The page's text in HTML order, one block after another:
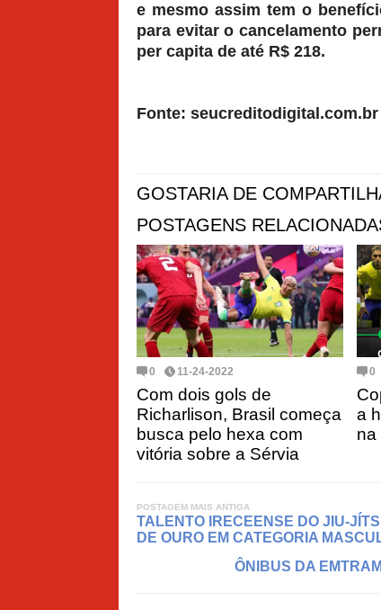
e mesmo assim tem o
para evitar o cancelamento
per capita de até R$ 218.
Fonte: seucreditodigital.com.br
GOSTARIA DE
POSTAGENS
0 11-24-2022
Com dois gols de
Richarlison, Brasil começa
busca pelo hexa com
vitória sobre a Sérvia
0
a
na
POSTAGEM MAIS ANTIGA
TALENTO IRECEENSE DO JIU-
DE OURO EM CATEGORIA
ÔNIBUS DA